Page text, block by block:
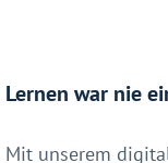
Lernen war nie
Mit unserem